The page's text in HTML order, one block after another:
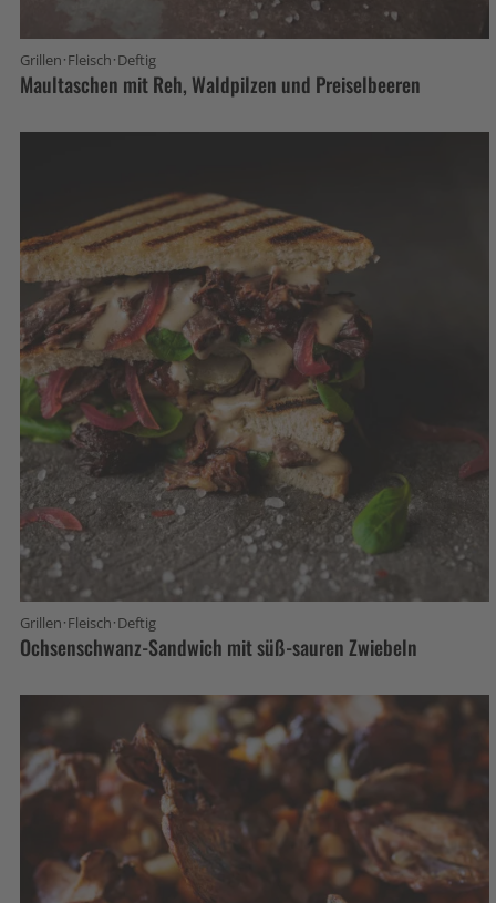
Grillen·Fleisch·Deftig
Maultaschen mit Reh, Waldpilzen und Preiselbeeren
Grillen·Fleisch·Deftig
Ochsenschwanz-Sandwich mit süß-sauren Zwiebeln